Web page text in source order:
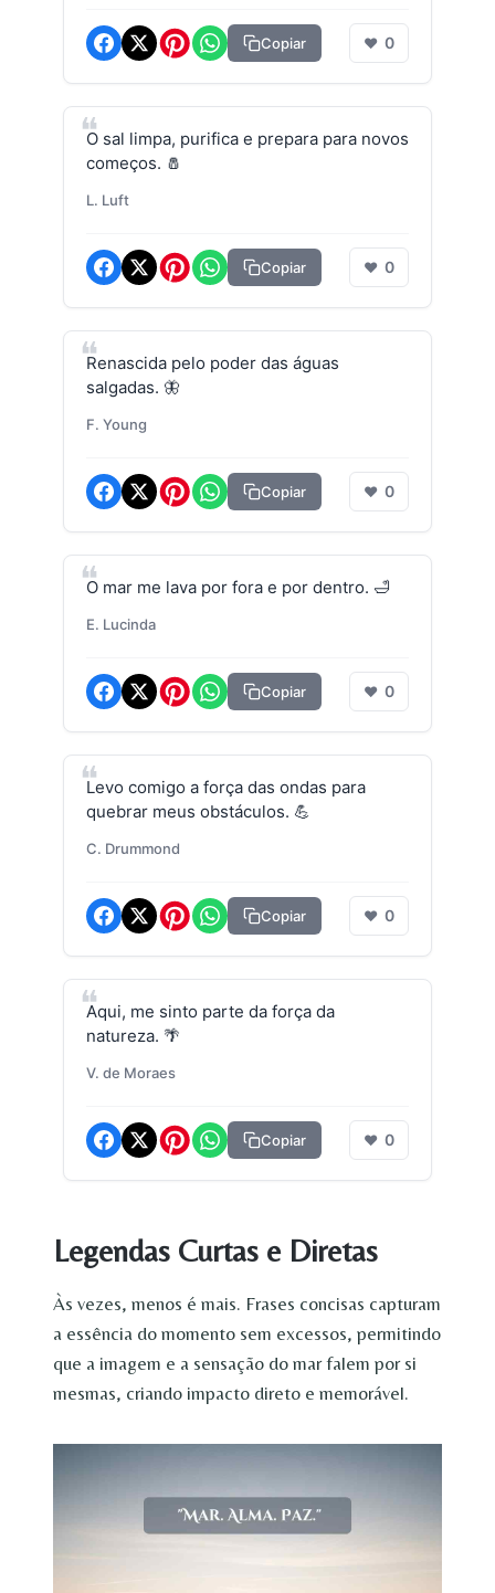
Copiar ❤ 0
O sal limpa, purifica e prepara para novos
começos. 🧂
L. Luft
Copiar ❤ 0
Renascida pelo poder das águas
salgadas. 🦋
F. Young
Copiar ❤ 0
O mar me lava por fora e por dentro. 🛁
E. Lucinda
Copiar ❤ 0
Levo comigo a força das ondas para
quebrar meus obstáculos. 💪
C. Drummond
Copiar ❤ 0
Aqui, me sinto parte da força da
natureza. 🌴
V. de Moraes
Copiar ❤ 0
Legendas Curtas e Diretas
Às vezes, menos é mais. Frases concisas capturam
a essência do momento sem excessos, permitindo
que a imagem e a sensação do mar falem por si
mesmas, criando impacto direto e memorável.